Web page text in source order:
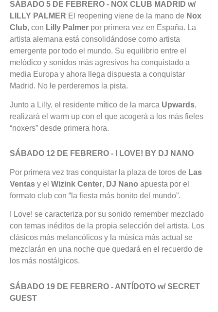
SÁBADO 5 DE FEBRERO - NOX CLUB MADRID w/
LILLY PALMER El reopening viene de la mano de Nox
Club, con Lilly Palmer por primera vez en España. La
artista alemana está consolidándose como artista
emergente por todo el mundo. Su equilibrio entre el
melódico y sonidos más agresivos ha conquistado a
media Europa y ahora llega dispuesta a conquistar
Madrid. No le perderemos la pista.
Junto a Lilly, el residente mítico de la marca Upwards,
realizará el warm up con el que acogerá a los más fieles
“noxers” desde primera hora.
SÁBADO 12 DE FEBRERO - I LOVE! BY DJ NANO
Por primera vez tras conquistar la plaza de toros de Las
Ventas y el Wizink Center, DJ Nano apuesta por el
formato club con “la fiesta más bonito del mundo”.
I Love! se caracteriza por su sonido remember mezclado
con temas inéditos de la propia selección del artista. Los
clásicos más melancólicos y la música más actual se
mezclarán en una noche que quedará en el recuerdo de
los más nostálgicos.
SÁBADO 19 DE FEBRERO - ANTÍDOTO w/ SECRET
GUEST